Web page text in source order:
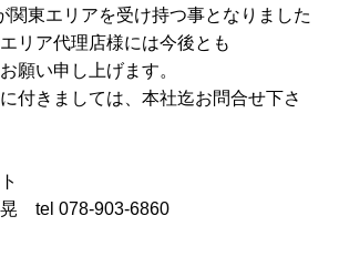
東エリアを受け持つ事となりました
リア代理店様には今後とも
願い申し上げます。
付きましては、本社迄お問合せ下さ
tel 078-903-6860